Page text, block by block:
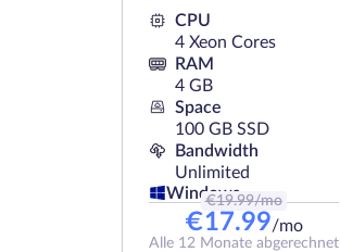
CPU
4 Xeon Cores
RAM
4 GB
Space
100 GB SSD
Bandwidth
Unlimited
Windows
€19.99/mo
€17.99/mo
Alle 12 Monate abgerechnet